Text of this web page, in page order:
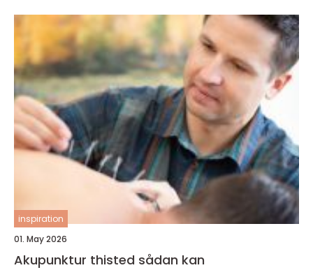
inspiration
01. May 2026
Akupunktur thisted sådan kan